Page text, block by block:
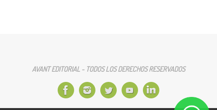
AVANT EDITORIAL - TODOS LOS DERECHOS RESERVADOS